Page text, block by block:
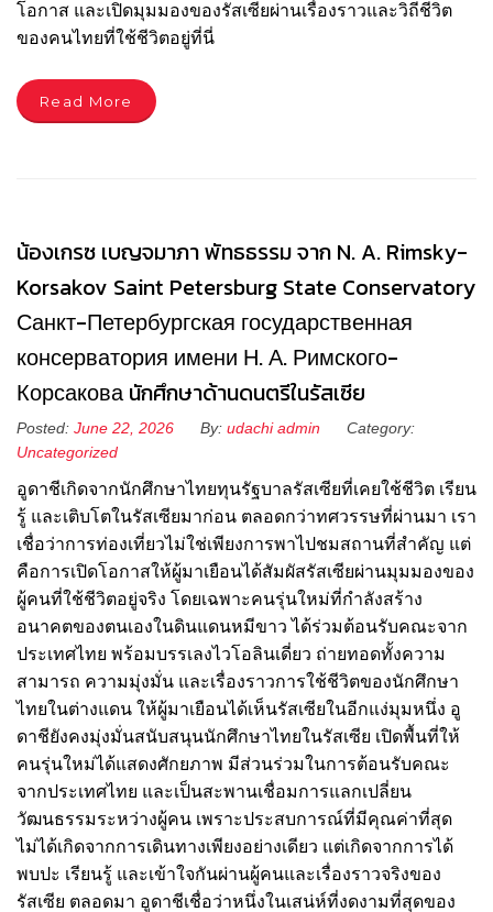
โอกาส และเปิดมุมมองของรัสเซียผ่านเรื่องราวและวิถีชีวิต
ของคนไทยที่ใช้ชีวิตอยู่ที่นี่
Read More
น้องเกรซ เบญจมาภา พัทธธรรม จาก N. A. Rimsky-
Korsakov Saint Petersburg State Conservatory
Санкт-Петербургская государственная
консерватория имени Н. А. Римского-
Корсакова นักศึกษาด้านดนตรีในรัสเซีย
Posted: June 22, 2026 By: udachi admin
Category:
Uncategorized
อูดาชีเกิดจากนักศึกษาไทยทุนรัฐบาลรัสเซียที่เคยใช้ชีวิต เรียน
รู้ และเติบโตในรัสเซียมาก่อน ตลอดกว่าทศวรรษที่ผ่านมา เรา
เชื่อว่าการท่องเที่ยวไม่ใช่เพียงการพาไปชมสถานที่สำคัญ แต่
คือการเปิดโอกาสให้ผู้มาเยือนได้สัมผัสรัสเซียผ่านมุมมองของ
ผู้คนที่ใช้ชีวิตอยู่จริง โดยเฉพาะคนรุ่นใหม่ที่กำลังสร้าง
อนาคตของตนเองในดินแดนหมีขาว ได้ร่วมต้อนรับคณะจาก
ประเทศไทย พร้อมบรรเลงไวโอลินเดี่ยว ถ่ายทอดทั้งความ
สามารถ ความมุ่งมั่น และเรื่องราวการใช้ชีวิตของนักศึกษา
ไทยในต่างแดน ให้ผู้มาเยือนได้เห็นรัสเซียในอีกแง่มุมหนึ่ง อู
ดาชียังคงมุ่งมั่นสนับสนุนนักศึกษาไทยในรัสเซีย เปิดพื้นที่ให้
คนรุ่นใหม่ได้แสดงศักยภาพ มีส่วนร่วมในการต้อนรับคณะ
จากประเทศไทย และเป็นสะพานเชื่อมการแลกเปลี่ยน
วัฒนธรรมระหว่างผู้คน เพราะประสบการณ์ที่มีคุณค่าที่สุด
ไม่ได้เกิดจากการเดินทางเพียงอย่างเดียว แต่เกิดจากการได้
พบปะ เรียนรู้ และเข้าใจกันผ่านผู้คนและเรื่องราวจริงของ
รัสเซีย ตลอดมา อูดาชีเชื่อว่าหนึ่งในเสน่ห์ที่งดงามที่สุดของ